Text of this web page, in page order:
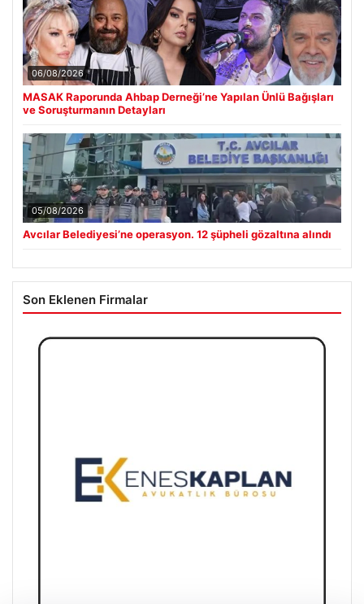
06/08/2026
MASAK Raporunda Ahbap Derneği’ne Yapılan Ünlü Bağışları
ve Soruşturmanın Detayları
05/08/2026
Avcılar Belediyesi’ne operasyon. 12 şüpheli gözaltına alındı
Son Eklenen Firmalar